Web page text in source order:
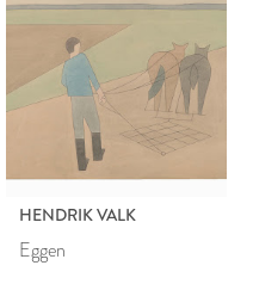
HENDRIK VALK
Eggen